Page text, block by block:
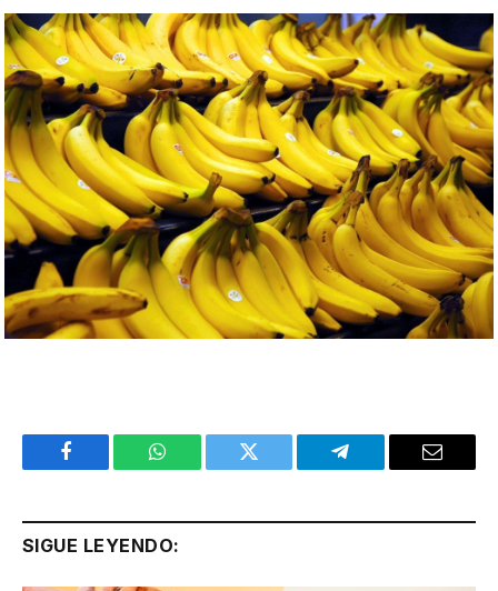
Facebook WhatsApp Twitter Telegram Email
SIGUE LEYENDO: